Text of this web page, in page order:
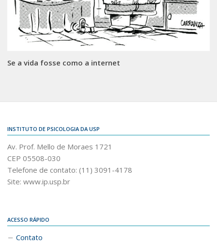
Se a vida fosse como a internet
INSTITUTO DE PSICOLOGIA DA USP
Av. Prof. Mello de Moraes 1721
CEP 05508-030
Telefone de contato: (11) 3091-4178
Site: www.ip.usp.br
ACESSO RÁPIDO
Contato